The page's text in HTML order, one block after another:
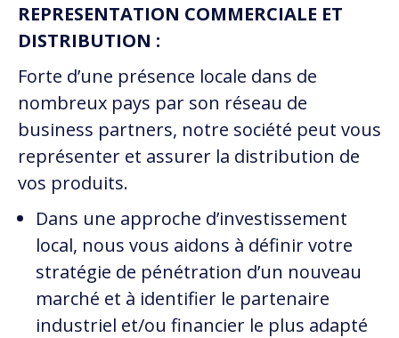
REPRESENTATION COMMERCIALE ET
DISTRIBUTION :
Forte d’une présence locale dans de
nombreux pays par son réseau de
business partners, notre société peut vous
représenter et assurer la distribution de
vos produits.
Dans une approche d’investissement
local, nous vous aidons à définir votre
stratégie de pénétration d’un nouveau
marché et à identifier le partenaire
industriel et/ou financier le plus adapté